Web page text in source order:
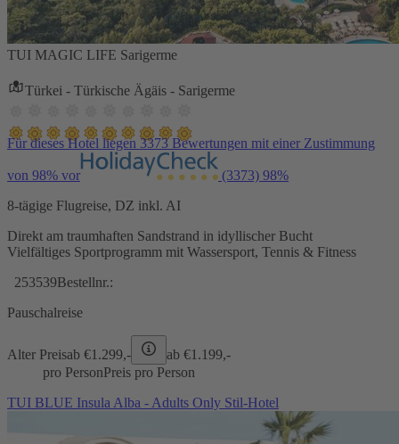
TUI MAGIC LIFE Sarigerme
Türkei - Türkische Ägäis - Sarigerme
Für dieses Hotel liegen 3373 Bewertungen mit einer Zustimmung
von 98% vor (3373) 98%
8-tägige Flugreise, DZ inkl. AI
Direkt am traumhaften Sandstrand in idyllischer Bucht
Vielfältiges Sportprogramm mit Wassersport, Tennis & Fitness
253539Bestellnr.:
Pauschalreise
Alter Preisab €1.299,- ab €1.199,-
pro PersonPreis pro Person
TUI BLUE Insula Alba - Adults Only Stil-Hotel